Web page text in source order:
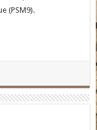
(PSM9).